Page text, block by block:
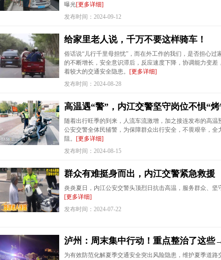
曝光[更多详细]
发布时间：2024-09-12
给家里老人说，千万不要这样骑车！
俗话说“儿行千里母担忧”，而在外工作的我们，是否担心过
的不断增长，安全意识滞后，反应速度下降，协调能力变
着较大的交通安全隐患。 [更多详细]
发布时间：2024-08-28
高温遇“警”，内江交警坚守岗位不惧“
随着出行旺季的到来，人流车流激增，加之接连发布的高
公安交警全体民辅警，为保障群众出行安全，不畏艰辛，
阻。 [更多详细]
发布时间：2024-08-15
群众有难挺身而出，内江交警紧急救援
炎炎夏日，内江公安交警头顶烈日抗击高温，服务群众、
[更多详细]
发布时间：2024-07-22
泸州：周末集中行动！重点整治了这些
为有效防范化解夏季交通安全突出风险隐患，维护夏季道